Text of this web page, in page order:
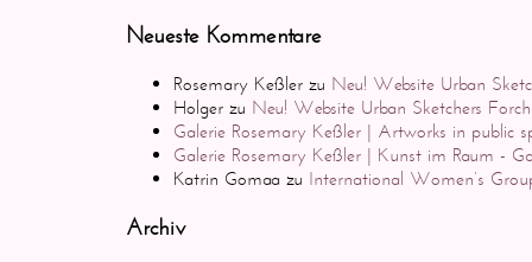
Neueste Kommentare
Rosemary Keßler zu Neu! Website Urban
Holger zu Neu! Website Urban Sketchers
Galerie Rosemary Keßler | Artworks in public
Galerie Rosemary Keßler | Kunst im Raum -
Katrin Gomaa zu International Women’s
Archiv